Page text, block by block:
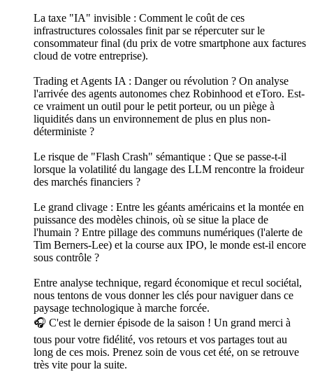
La taxe "IA" invisible : Comment le coût de ces
infrastructures colossales finit par se répercuter sur le
consommateur final (du prix de votre smartphone aux factures
cloud de votre entreprise).
Trading et Agents IA : Danger ou révolution ? On analyse
l'arrivée des agents autonomes chez Robinhood et eToro. Est-
ce vraiment un outil pour le petit porteur, ou un piège à
liquidités dans un environnement de plus en plus non-
déterministe ?
Le risque de "Flash Crash" sémantique : Que se passe-t-il
lorsque la volatilité du langage des LLM rencontre la froideur
des marchés financiers ?
Le grand clivage : Entre les géants américains et la montée en
puissance des modèles chinois, où se situe la place de
l'humain ? Entre pillage des communs numériques (l'alerte de
Tim Berners-Lee) et la course aux IPO, le monde est-il encore
sous contrôle ?
Entre analyse technique, regard économique et recul sociétal,
nous tentons de vous donner les clés pour naviguer dans ce
paysage technologique à marche forcée.
🎧 C'est le dernier épisode de la saison ! Un grand merci à
tous pour votre fidélité, vos retours et vos partages tout au
long de ces mois. Prenez soin de vous cet été, on se retrouve
très vite pour la suite.